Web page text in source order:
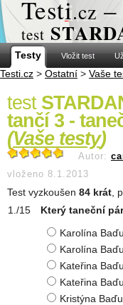
Testi.cz
test
Testy Vložit test
Testi.cz > Ostatní > Vaše
test
tančí 3 -
(Vaše testy)
Autor:
vloženo 8.1.2013
Test vyzkoušen 84 krát ,
Který taneční
Karolína
Karolína
Kateřina
Kateřina
Kristýna